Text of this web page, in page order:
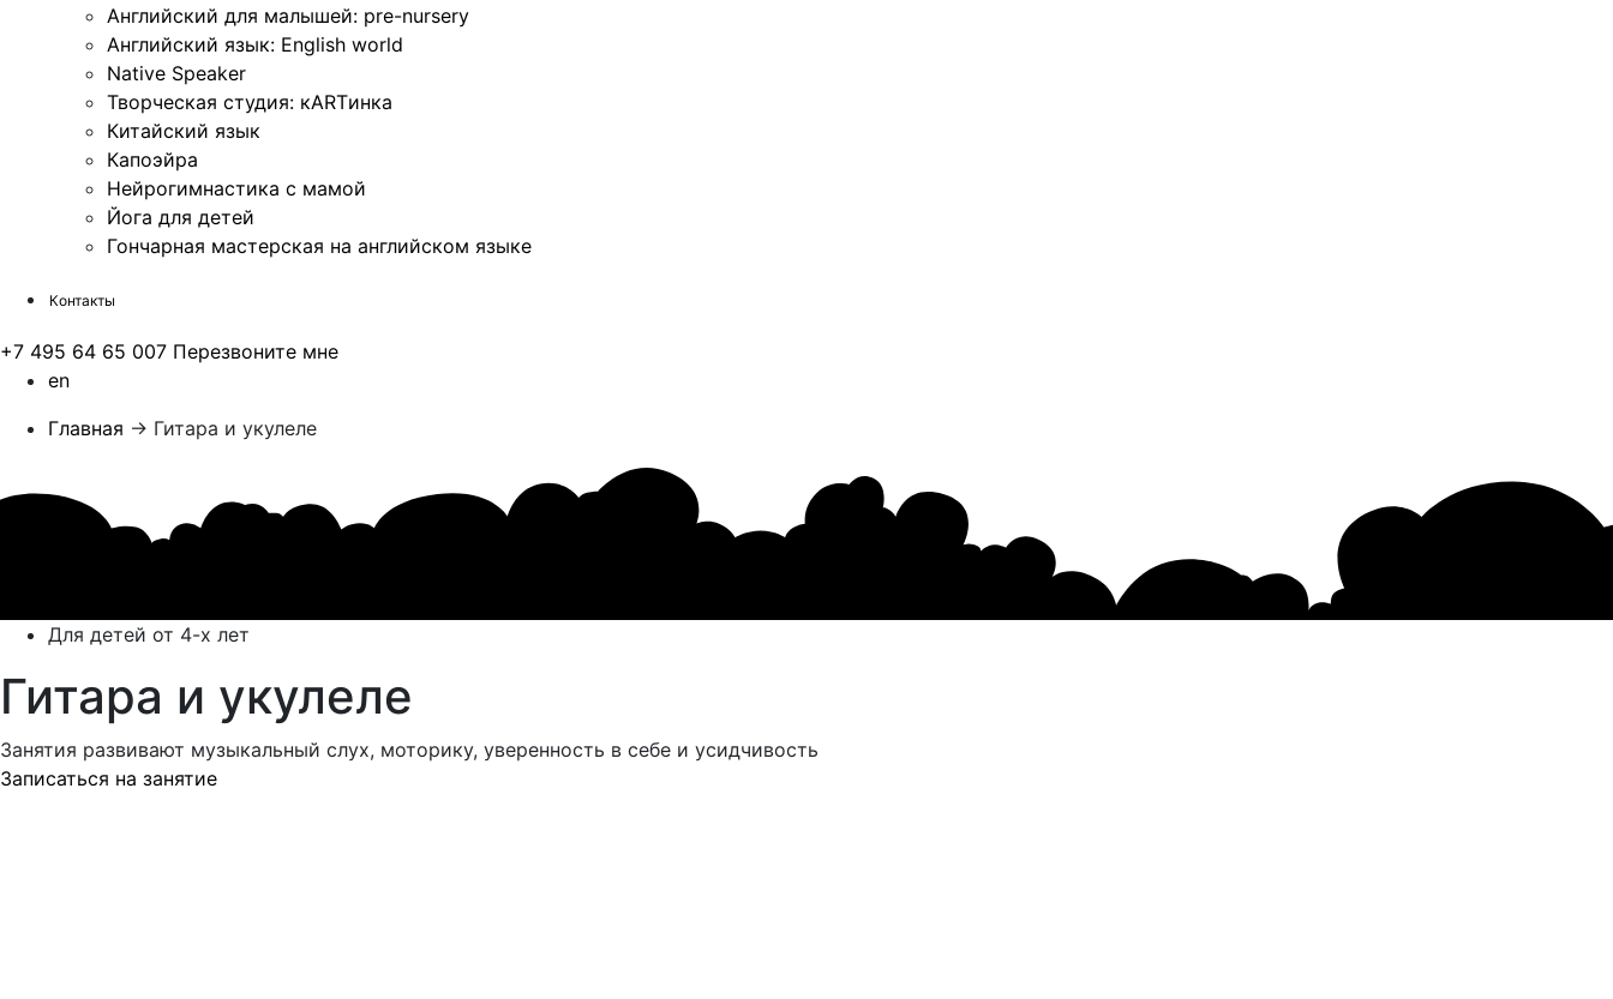
Английский для малышей: pre-nursery
Английский язык: English world
Native Speaker
Творческая студия: кARTинка
Китайский язык
Капоэйра
Нейрогимнастика с мамой
Йога для детей
Гончарная мастерская на английском языке
Контакты
+7 495 64 65 007 Перезвоните мне
en
Главная → Гитара и укулеле
Для детей от 4-х лет
Гитара и укулеле
Занятия развивают музыкальный слух, моторику, уверенность в себе и усидчивость
Записаться на занятие